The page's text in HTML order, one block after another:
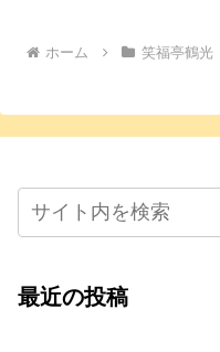
ホーム 笑福亭鶴光
最近の投稿